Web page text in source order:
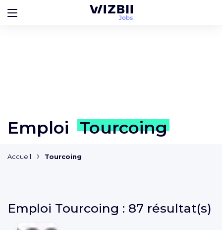
Emploi Tourcoing
Accueil Tourcoing
Emploi Tourcoing : 87 résultat(s)